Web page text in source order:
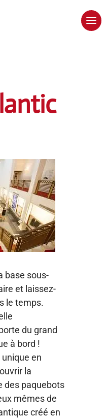
base sous-
et laissez-
le temps.
du grand
à bord !
unique en
la
des paquebots
mêmes de
créé en